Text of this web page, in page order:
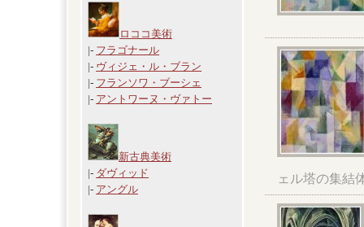
ロココ美術
|- フラゴナール
|- ヴィジェ・ル・ブラン
|- フランソワ・ブーシェ
|- アントワーヌ・ヴァトー
新古典美術
|- ダヴィッド
|- アングル
ェル塔の集結